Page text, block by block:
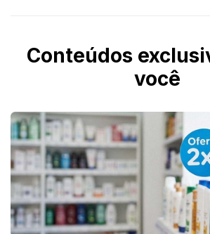
Conteúdos
você